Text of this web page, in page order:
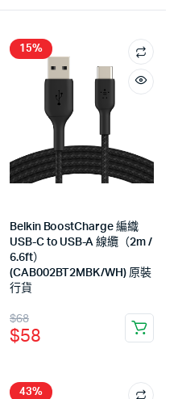
15%
Belkin BoostCharge 編織
USB-C to USB-A 線纜（2m /
6.6ft）
(CAB002BT2MBK/WH) 原裝
行貨
$68
$58
43%